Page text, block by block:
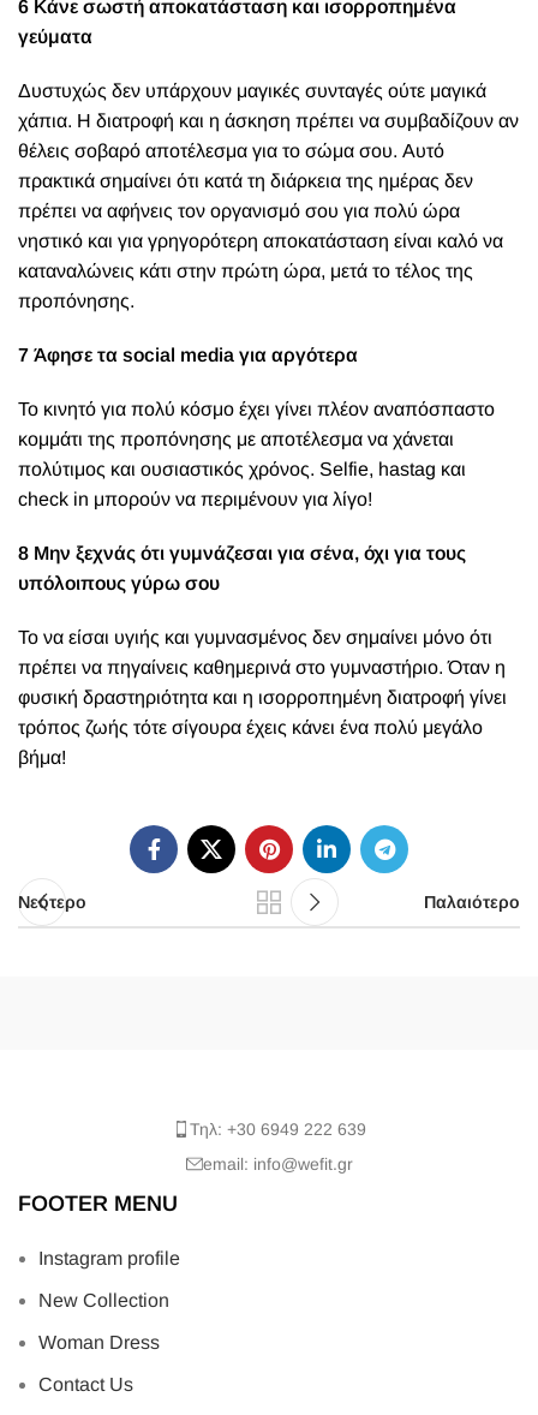
6 Κάνε σωστή αποκατάσταση και ισορροπημένα
γεύματα
Δυστυχώς δεν υπάρχουν μαγικές συνταγές ούτε μαγικά
χάπια. Η διατροφή και η άσκηση πρέπει να συμβαδίζουν αν
θέλεις σοβαρό αποτέλεσμα για το σώμα σου. Αυτό
πρακτικά σημαίνει ότι κατά τη διάρκεια της ημέρας δεν
πρέπει να αφήνεις τον οργανισμό σου για πολύ ώρα
νηστικό και για γρηγορότερη αποκατάσταση είναι καλό να
καταναλώνεις κάτι στην πρώτη ώρα, μετά το τέλος της
προπόνησης.
7 Άφησε τα social media για αργότερα
Το κινητό για πολύ κόσμο έχει γίνει πλέον αναπόσπαστο
κομμάτι της προπόνησης με αποτέλεσμα να χάνεται
πολύτιμος και ουσιαστικός χρόνος. Selfie, hastag και
check in μπορούν να περιμένουν για λίγο!
8 Μην ξεχνάς ότι γυμνάζεσαι για σένα, όχι για τους
υπόλοιπους γύρω σου
Το να είσαι υγιής και γυμνασμένος δεν σημαίνει μόνο ότι
πρέπει να πηγαίνεις καθημερινά στο γυμναστήριο. Όταν η
φυσική δραστηριότητα και η ισορροπημένη διατροφή γίνει
τρόπος ζωής τότε σίγουρα έχεις κάνει ένα πολύ μεγάλο
βήμα!
Νεότερο Παλαιότερο
Τηλ: +30 6949 222 639
email: info@wefit.gr
FOOTER MENU
Instagram profile
New Collection
Woman Dress
Contact Us